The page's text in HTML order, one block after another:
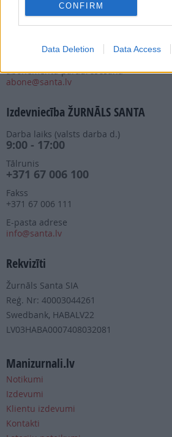
CONFIRM
Data Deletion Data Access
+371 67 006 114
abonementu pāradresēšana
abone@santa.lv
Izdevniecība ŽURNĀLS SANTA
Darba laiks (valsts darba d.)
9:00 - 17:00
Tālrunis
+371 67 006 100
Fakss
+371 67 006 111
E-pasta adrese
info@santa.lv
Rekvizīti
Žurnāls Santa SIA
Reģ. Nr: 40003044261
Swedbank, HABALV22
LV03HABA0007408032081
Manizurnali.lv
Notikumi
Izdevumi
Klientu izdevumi
Kontakti